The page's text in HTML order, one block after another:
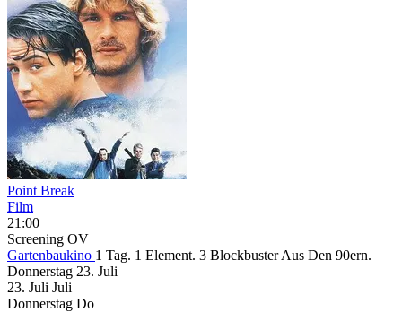
Point Break
Film
21:00
Screening OV
Gartenbaukino 1 Tag. 1 Element. 3 Blockbuster Aus Den 90ern.
Donnerstag 23. Juli
23. Juli Juli
Donnerstag Do